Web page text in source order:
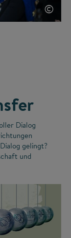
©
Dialog
gelingt?
und